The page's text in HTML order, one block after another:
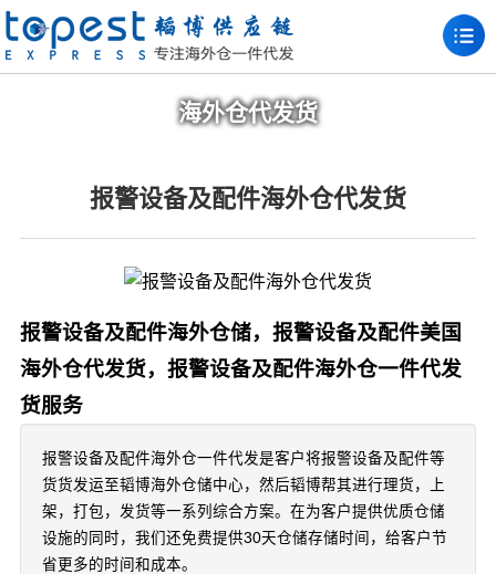
海外仓代发货
报警设备及配件海外仓代发货
报警设备及配件海外仓储，报警设备及配件美国
海外仓代发货，报警设备及配件海外仓一件代发
货服务
报警设备及配件海外仓一件代发是客户将报警设备及配件等
货货发运至韬博海外仓储中心，然后韬博帮其进行理货，上
架，打包，发货等一系列综合方案。在为客户提供优质仓储
设施的同时，我们还免费提供30天仓储存储时间，给客户节
省更多的时间和成本。